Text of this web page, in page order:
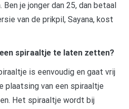
je jonger dan 25, dan betaal
van de prikpil, Sayana, kost
spiraaltje te laten zetten?
is eenvoudig en gaat vrij
plaatsing van een spiraaltje
Het spiraaltje wordt bij